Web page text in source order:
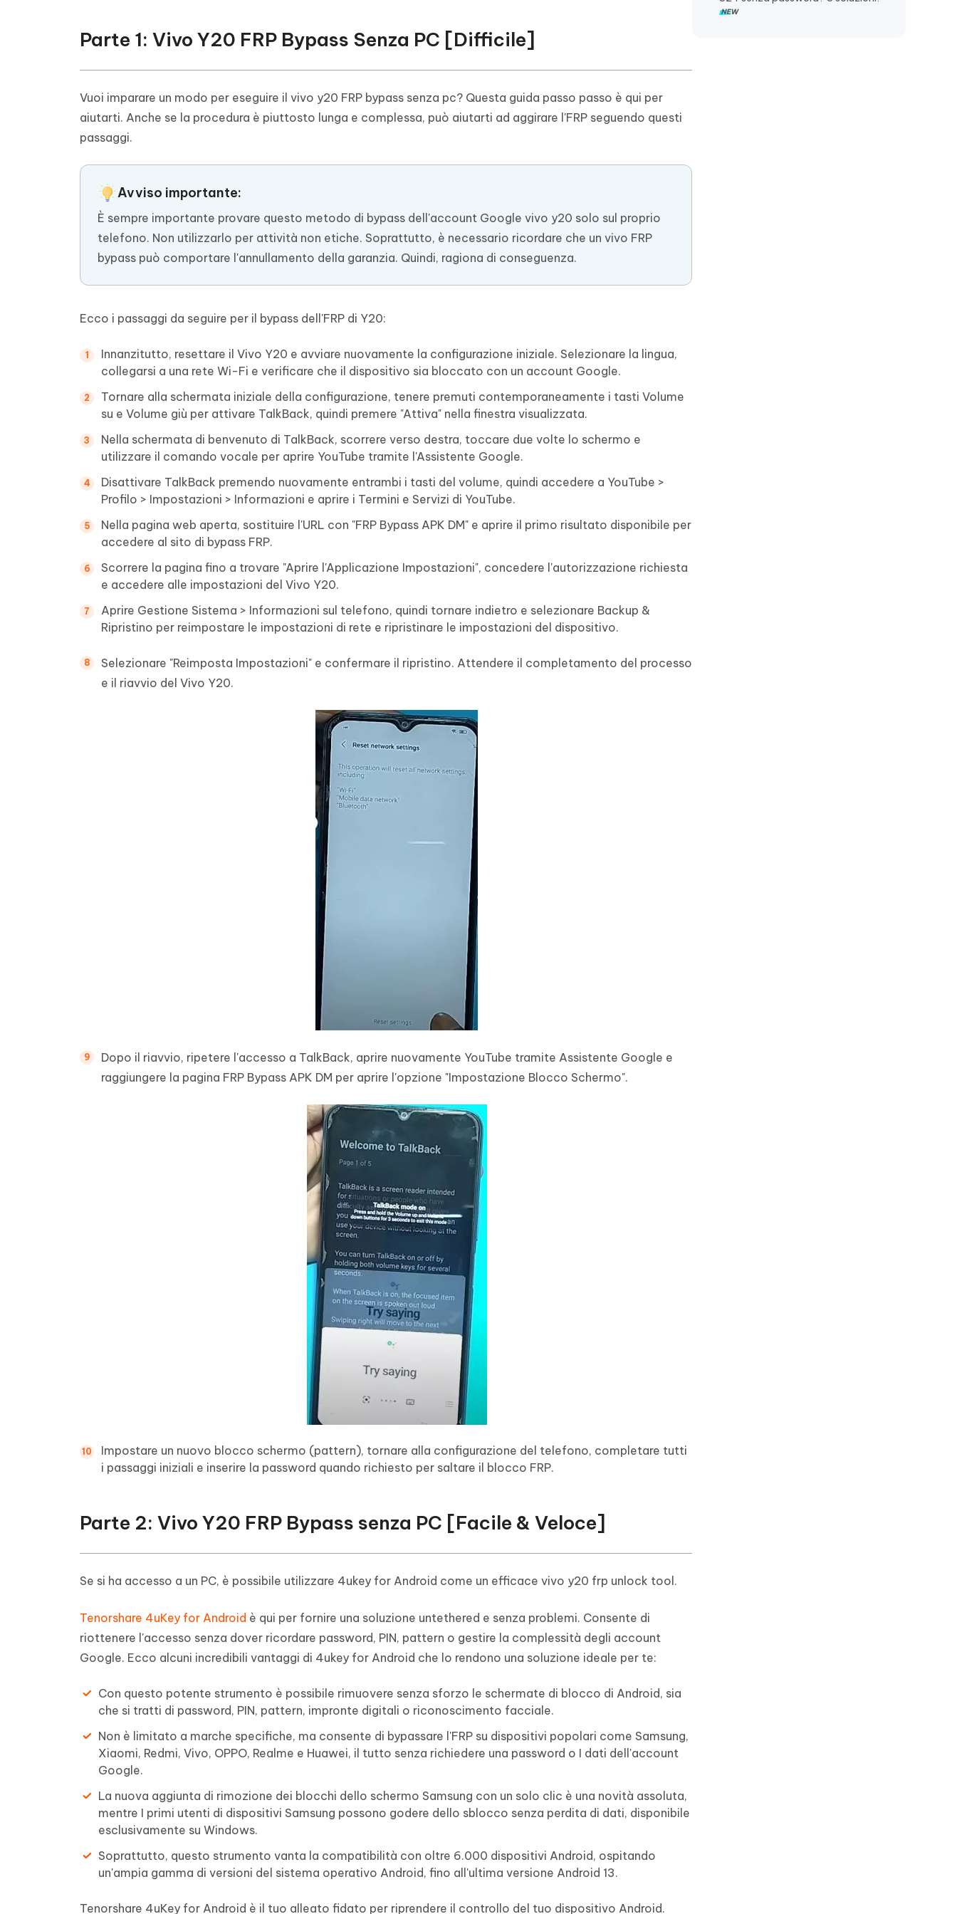
Parte 1: Vivo Y20 FRP Bypass Senza PC [Difficile]
Vuoi imparare un modo per eseguire il vivo y20 FRP bypass senza pc? Questa guida passo passo è qui per
aiutarti. Anche se la procedura è piuttosto lunga e complessa, può aiutarti ad aggirare l'FRP seguendo questi
passaggi.
Avviso importante:
È sempre importante provare questo metodo di bypass dell'account Google vivo y20 solo sul proprio
telefono. Non utilizzarlo per attività non etiche. Soprattutto, è necessario ricordare che un vivo FRP
bypass può comportare l'annullamento della garanzia. Quindi, ragiona di conseguenza.
Ecco i passaggi da seguire per il bypass dell'FRP di Y20:
Innanzitutto, resettare il Vivo Y20 e avviare nuovamente la configurazione iniziale. Selezionare la lingua,
collegarsi a una rete Wi-Fi e verificare che il dispositivo sia bloccato con un account Google.
Tornare alla schermata iniziale della configurazione, tenere premuti contemporaneamente i tasti Volume
su e Volume giù per attivare TalkBack, quindi premere "Attiva" nella finestra visualizzata.
Nella schermata di benvenuto di TalkBack, scorrere verso destra, toccare due volte lo schermo e
utilizzare il comando vocale per aprire YouTube tramite l'Assistente Google.
Disattivare TalkBack premendo nuovamente entrambi i tasti del volume, quindi accedere a YouTube >
Profilo > Impostazioni > Informazioni e aprire i Termini e Servizi di YouTube.
Nella pagina web aperta, sostituire l'URL con "FRP Bypass APK DM" e aprire il primo risultato disponibile per
accedere al sito di bypass FRP.
Scorrere la pagina fino a trovare "Aprire l'Applicazione Impostazioni", concedere l'autorizzazione richiesta
e accedere alle impostazioni del Vivo Y20.
Aprire Gestione Sistema > Informazioni sul telefono, quindi tornare indietro e selezionare Backup &
Ripristino per reimpostare le impostazioni di rete e ripristinare le impostazioni del dispositivo.
Selezionare "Reimposta Impostazioni" e confermare il ripristino. Attendere il completamento del processo
e il riavvio del Vivo Y20.
Dopo il riavvio, ripetere l'accesso a TalkBack, aprire nuovamente YouTube tramite Assistente Google e
raggiungere la pagina FRP Bypass APK DM per aprire l'opzione "Impostazione Blocco Schermo".
Impostare un nuovo blocco schermo (pattern), tornare alla configurazione del telefono, completare tutti
i passaggi iniziali e inserire la password quando richiesto per saltare il blocco FRP.
Parte 2: Vivo Y20 FRP Bypass senza PC [Facile & Veloce]
Se si ha accesso a un PC, è possibile utilizzare 4ukey for Android come un efficace vivo y20 frp unlock tool.
Tenorshare 4uKey for Android è qui per fornire una soluzione untethered e senza problemi. Consente di
riottenere l'accesso senza dover ricordare password, PIN, pattern o gestire la complessità degli account
Google. Ecco alcuni incredibili vantaggi di 4ukey for Android che lo rendono una soluzione ideale per te:
Con questo potente strumento è possibile rimuovere senza sforzo le schermate di blocco di Android, sia
che si tratti di password, PIN, pattern, impronte digitali o riconoscimento facciale.
Non è limitato a marche specifiche, ma consente di bypassare l'FRP su dispositivi popolari come Samsung,
Xiaomi, Redmi, Vivo, OPPO, Realme e Huawei, il tutto senza richiedere una password o I dati dell'account
Google.
La nuova aggiunta di rimozione dei blocchi dello schermo Samsung con un solo clic è una novità assoluta,
mentre I primi utenti di dispositivi Samsung possono godere dello sblocco senza perdita di dati, disponibile
esclusivamente su Windows.
Soprattutto, questo strumento vanta la compatibilità con oltre 6.000 dispositivi Android, ospitando
un'ampia gamma di versioni del sistema operativo Android, fino all'ultima versione Android 13.
Tenorshare 4uKey for Android è il tuo alleato fidato per riprendere il controllo del tuo dispositivo Android.